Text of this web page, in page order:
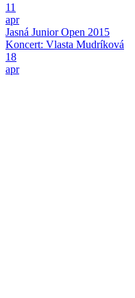
11
apr
Jasná Junior Open 2015
Koncert: Vlasta Mudríková
18
apr